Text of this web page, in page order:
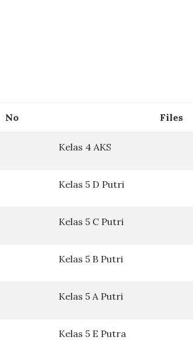
No Files
Kelas 4 AKS
Kelas 5 D Putri
Kelas 5 C Putri
Kelas 5 B Putri
Kelas 5 A Putri
Kelas 5 E Putra